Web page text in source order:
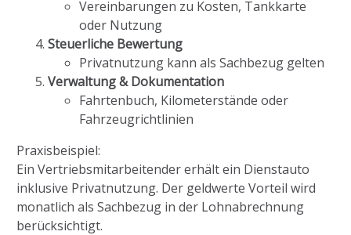
Vereinbarungen zu Kosten, Tankkarte
oder Nutzung
Steuerliche Bewertung
Privatnutzung kann als Sachbezug gelten
Verwaltung & Dokumentation
Fahrtenbuch, Kilometerstände oder
Fahrzeugrichtlinien
Praxisbeispiel:
Ein Vertriebsmitarbeitender erhält ein Dienstauto
inklusive Privatnutzung. Der geldwerte Vorteil wird
monatlich als Sachbezug in der Lohnabrechnung
berücksichtigt.